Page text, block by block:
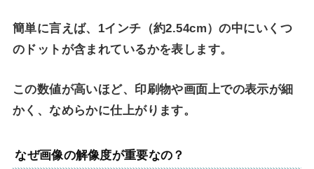
簡単に言えば、1インチ（約2.54cm）の中にいくつ
のドットが含まれているかを表します。
この数値が高いほど、印刷物や画面上での表示が細
かく、なめらかに仕上がります。
なぜ画像の解像度が重要なの？